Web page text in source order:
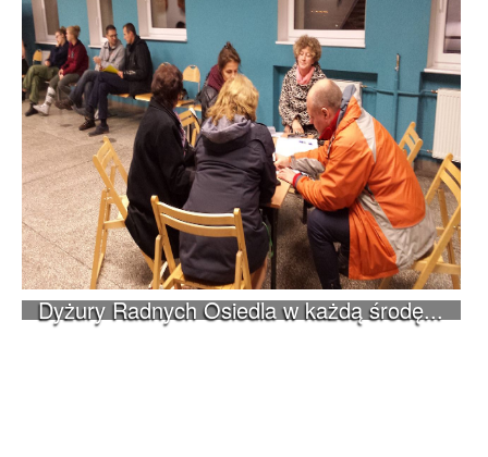
Dyżury Radnych Osiedla w każdą środę...